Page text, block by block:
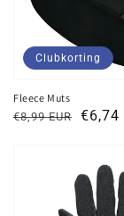
Fleece Muts
Normale
€8,99 EUR
Kortingsprijs
€6,74
Clubkorting